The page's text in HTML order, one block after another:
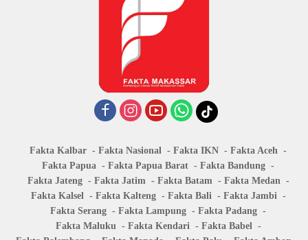
Fakta Kalbar Fakta Nasional Fakta IKN
Fakta Aceh
Fakta Papua
Fakta Papua Barat
Fakta Bandung
Fakta Jateng
Fakta Jatim Fakta Batam
Fakta Medan
Fakta Kalsel
Fakta Kalteng Fakta Bali
Fakta Jambi
Fakta Serang
Fakta Lampung
Fakta Padang
Fakta Maluku
Fakta Kendari
Fakta Babel